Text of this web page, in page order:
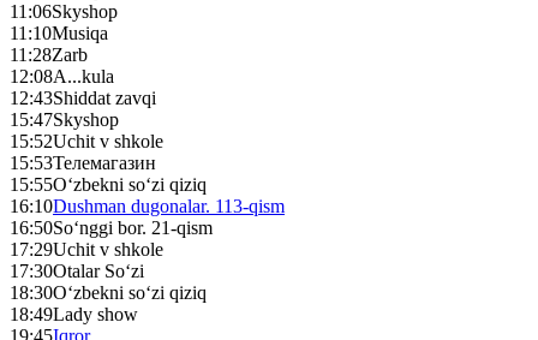
11:06Skyshop
11:10Musiqa
11:28Zarb
12:08A...kula
12:43Shiddat zavqi
15:47Skyshop
15:52Uchit v shkole
15:53Телемагазин
15:55O‘zbekni so‘zi qiziq
16:10Dushman dugonalar. 113-qism
16:50So‘nggi bor. 21-qism
17:29Uchit v shkole
17:30Otalar So‘zi
18:30O‘zbekni so‘zi qiziq
18:49Lady show